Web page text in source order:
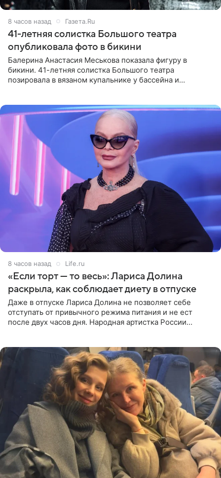
8 часов назад Газета.Ru
41-летняя солистка Большого театра
опубликовала фото в бикини
Балерина Анастасия Меськова показала фигуру в
бикини. 41-летняя солистка Большого театра
позировала в вязаном купальнике у бассейна и
8 часов назад Life.ru
«Если торт — то весь»: Лариса Долина
раскрыла, как соблюдает диету в отпуске
Даже в отпуске Лариса Долина не позволяет себе
отступать от привычного режима питания и не ест
после двух часов дня. Народная артистка России